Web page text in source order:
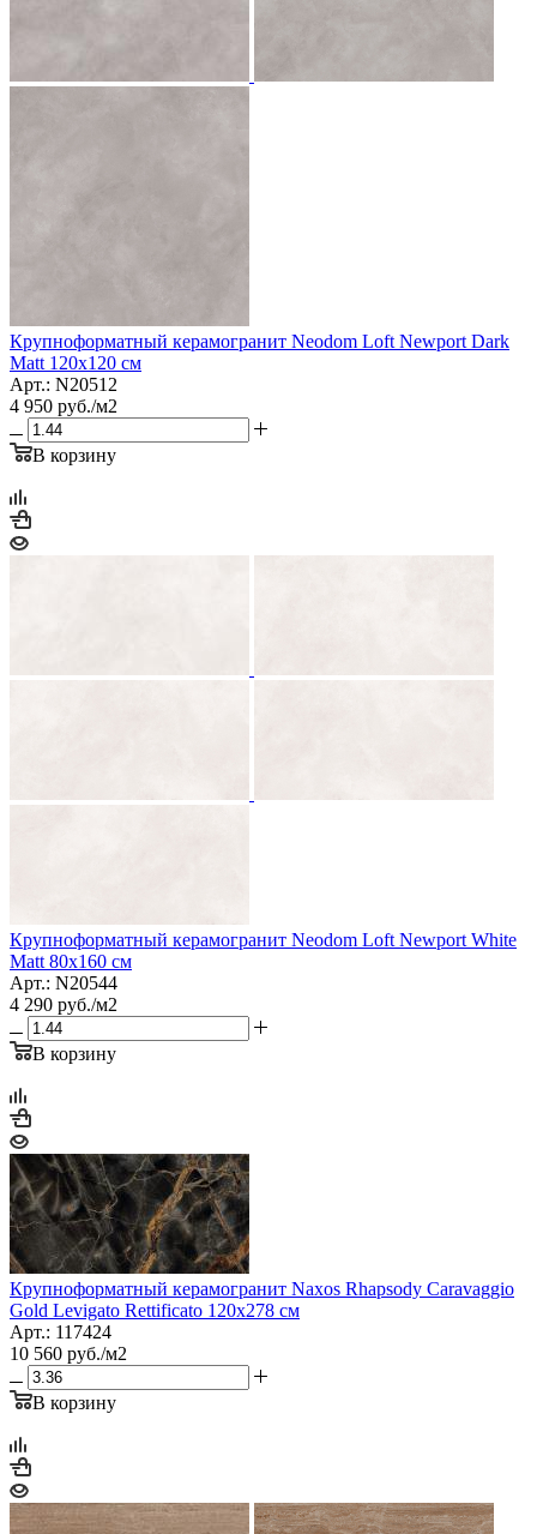
Крупноформатный керамогранит Neodom Loft Newport Dark
Matt 120x120 см
Арт.: N20512
4 950 руб./м2
В корзину
Крупноформатный керамогранит Neodom Loft Newport White
Matt 80x160 см
Арт.: N20544
4 290 руб./м2
В корзину
Крупноформатный керамогранит Naxos Rhapsody Caravaggio
Gold Levigato Rettificato 120x278 см
Арт.: 117424
10 560 руб./м2
В корзину